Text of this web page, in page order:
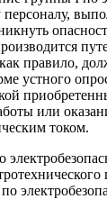
персоналу,
правило,
устного
или
током.